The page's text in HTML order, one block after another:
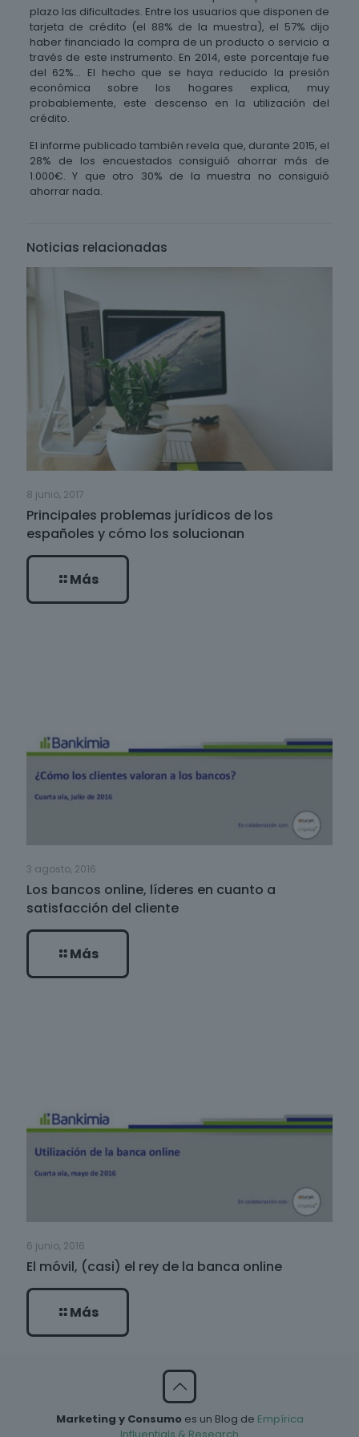
plazo las dificultades. Entre los usuarios que disponen de
tarjeta de crédito (el 88% de la muestra), el 57% dijo
haber financiado la compra de un producto o servicio a
través de este instrumento. En 2014, este porcentaje fue
del 62%… El hecho que se haya reducido la presión
económica sobre los hogares explica, muy
probablemente, este descenso en la utilización del
crédito.
El informe publicado también revela que, durante 2015, el
28% de los encuestados consiguió ahorrar más de
1.000€. Y que otro 30% de la muestra no consiguió
ahorrar nada.
Noticias relacionadas
8 junio, 2017
Principales problemas jurídicos de los
españoles y cómo los solucionan
Más
3 agosto, 2016
Los bancos online, líderes en cuanto a
satisfacción del cliente
Más
6 junio, 2016
El móvil, (casi) el rey de la banca online
Más
Marketing y Consumo es un Blog de Empírica